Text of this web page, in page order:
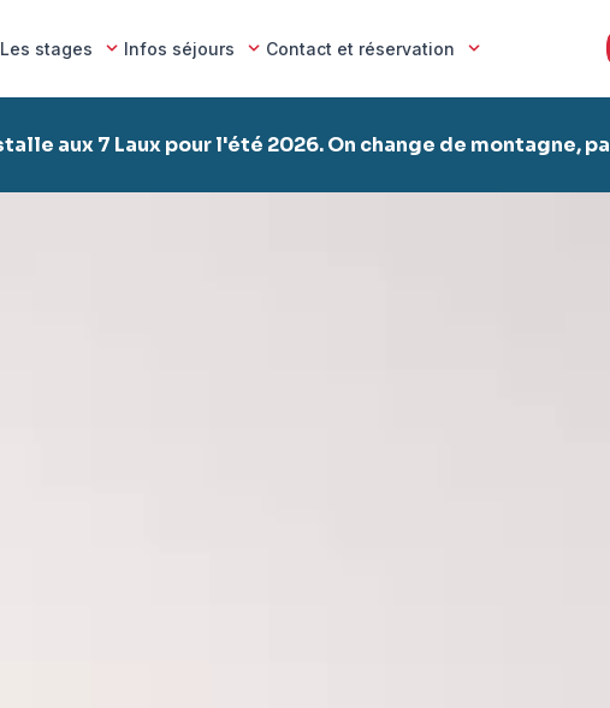
Les stages Infos séjours Contact et réservation
aux 7 Laux pour l'été 2026. On change de montagne,